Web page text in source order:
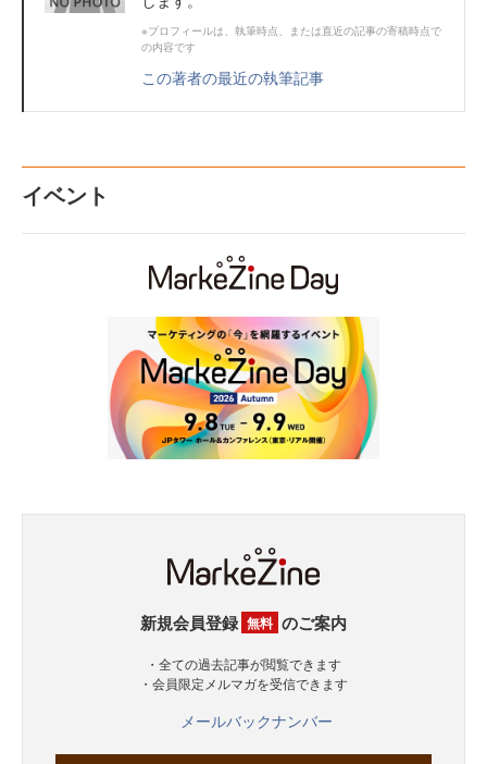
※プロフィールは、執筆時点、または直近の記事の寄稿時点で
の内容です
この著者の最近の執筆記事
イベント
新規会員登録 無料 のご案内
・全ての過去記事が閲覧できます
・会員限定メルマガを受信できます
メールバックナンバー